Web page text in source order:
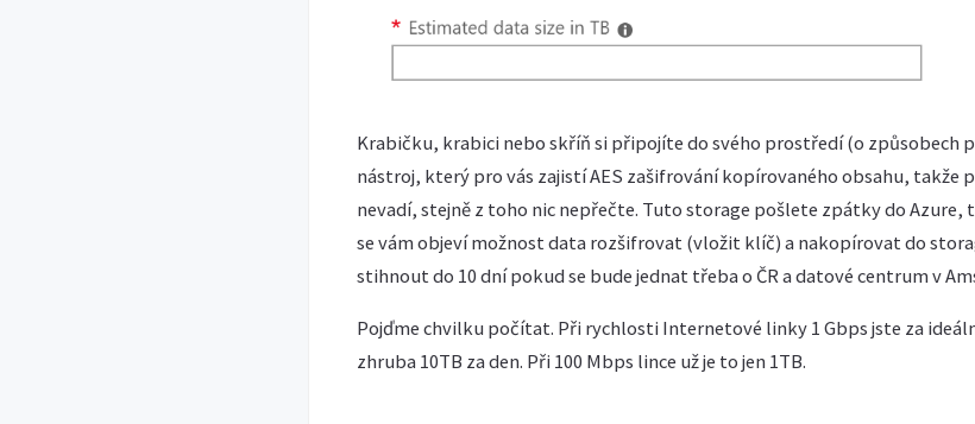
Krabičku, krabici nebo skříň si připojíte do svého prostředí (o způsobech
nástroj, který pro vás zajistí AES zašifrování kopírovaného obsahu, takže
nevadí, stejně z toho nic nepřečte. Tuto storage pošlete zpátky do Azure,
se vám objeví možnost data rozšifrovat (vložit klíč) a nakopírovat do
stihnout do 10 dní pokud se bude jednat třeba o ČR a datové centrum v
Pojďme chvilku počítat. Při rychlosti Internetové linky 1 Gbps jste za
zhruba 10TB za den. Při 100 Mbps lince už je to jen 1TB.